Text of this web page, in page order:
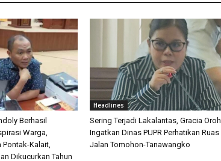
Berhasil
Warga,
Kalait,
Dikucurkan Tahun
Headlines
Sering Terjadi Lakalantas, Gracia Oroh
Ingatkan Dinas PUPR Perhatikan Ruas
Jalan Tomohon-Tanawangko